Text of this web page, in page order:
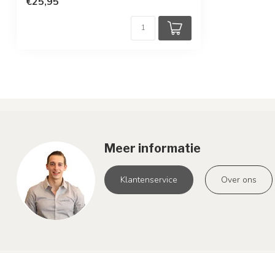
Meer informatie
Klantenservice Over ons